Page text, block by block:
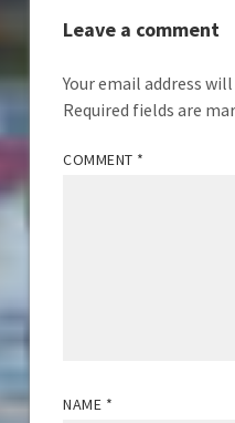
Leave a comment
Your email address
Required fields are
COMMENT *
NAME *